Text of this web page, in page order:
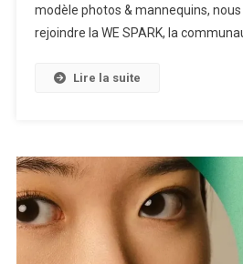
modèle photos & mannequins,
rejoindre la WE SPARK, la
Lire la suite